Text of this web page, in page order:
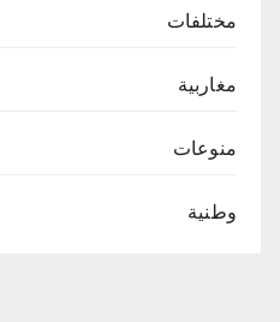
مختلفات
مغاربية
منوعات
وطنية